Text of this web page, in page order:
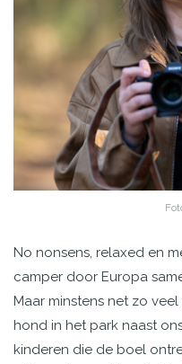
No nonsens, relaxed en
camper door Europa
Maar minstens net zo
hond in het park naast
kinderen die de boel